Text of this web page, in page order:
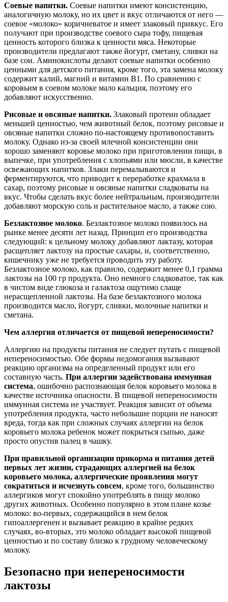
Соевые напитки. Соевые напитки имеют консистенцию,
аналогичную молоку, но их цвет и вкус отличаются от него —
соевое «молоко» коричневатое и имеет злаковый привкус. Его
получают при производстве соевого сыра тофу, пищевая
ценность которого близка к ценности мяса. Некоторые
производители предлагают также йогурт, сметану, сливки на
базе сои. Аминокислоты делают соевые напитки особенно
ценными для детского питания, кроме того, эта замена молоку
содержит калий, магний и витамин В1. По сравнению с
коровьим в соевом молоке мало кальция, поэтому его
добавляют искусственно.
Рисовые и овсяные напитки. Злаковый протеин обладает
меньшей ценностью, чем животный белок, поэтому рисовые и
овсяные напитки сложно по-настоящему противопоставить
молоку. Однако из-за своей млечной консистенции они
хорошо заменяют коровье молоко при приготовлении пищи, в
выпечке, при употребления с хлопьями или мюсли, в качестве
освежающих напитков. Злаки перемалываются и
ферментируются, что приводит к переработке крахмала в
сахар, поэтому рисовые и овсяные напитки сладковаты на
вкус. Чтобы сделать вкус более нейтральным, производители
добавляют морскую соль и растительное масло, а также сою.
Безлактозное молоко. Безлактозное молоко появилось на
рынке менее десяти лет назад. Принцип его производства
следующий: к цельному молоку добавляют лактазу, которая
расщепляет лактозу на простые сахары, и, соответственно,
кишечнику уже не требуется проводить эту работу.
Безлактозное молоко, как правило, содержит менее 0,1 грамма
лактозы на 100 гр продукта. Оно немного сладковатое, так как
в чистом виде глюкоза и галактоза ощутимо слаще
нерасщепленной лактозы. На базе безлактозного молока
производится масло, йогурт, сливки, молочные напитки и
сметана.
Чем аллергия отличается от пищевой непереносимости?
Аллергию на продукты питания не следует путать с пищевой
непереносимостью. Обе формы недомогания вызывают
реакцию организма на определенный продукт или его
составную часть. При аллергии задействована иммунная
система, ошибочно распознающая белок коровьего молока в
качестве источника опасности. В пищевой непереносимости
иммунная система не участвует. Реакция зависит от объема
употребления продукта, часто небольшие порции не наносят
вреда, тогда как при сложных случаях аллергии на белок
коровьего молока ребенок может покрыться сыпью, даже
просто опустив палец в чашку.
При правильной организации прикорма и питания детей
первых лет жизни, страдающих аллергией на белок
коровьего молока, аллергические проявления могут
сократиться и исчезнуть совсем, кроме того, большинство
аллергиков могут спокойно употреблять в пищу молоко
других животных. Особенно популярно в этом плане козье
молоко: во-первых, содержащийся в нем белок
гипоаллергенен и вызывает реакцию в крайне редких
случаях, во-вторых, это молоко обладает высокой пищевой
ценностью и по составу близко к грудному человеческому
молоку.
Безопасно при непереносимости
лактозы